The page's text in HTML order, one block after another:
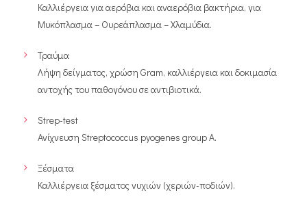
Καλλιέργεια για αερόβια και αναερόβια βακτήρια, για
Μυκόπλασμα – Ουρεάπλασμα – Χλαμύδια.
Τραύμα
Λήψη δείγματος, χρώση Gram, καλλιέργεια και δοκιμασία
αντοχής του παθογόνου σε αντιβιοτικά.
Strep-test
Ανίχνευση Streptococcus pyogenes group A.
Ξέσματα
Καλλιέργεια ξέσματος νυχιών (χεριών-ποδιών).